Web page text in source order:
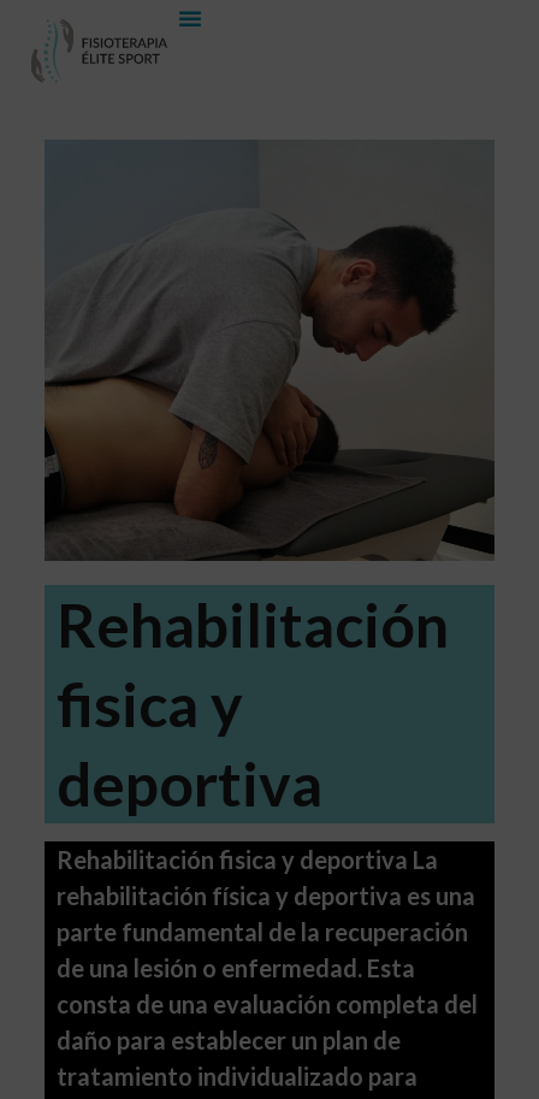
Rehabilitación
fisica y
deportiva
Rehabilitación fisica y deportiva La
rehabilitación física y deportiva es una
parte fundamental de la recuperación
de una lesión o enfermedad. Esta
consta de una evaluación completa del
daño para establecer un plan de
tratamiento individualizado para